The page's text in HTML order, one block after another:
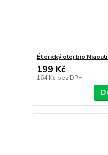
Éterický olej bio
199 Kč
164 Kč bez DPH